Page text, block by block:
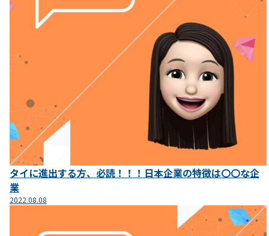
タイに進出する方、必読！！！日本企業の特徴は〇〇な企
業
2022.08.08